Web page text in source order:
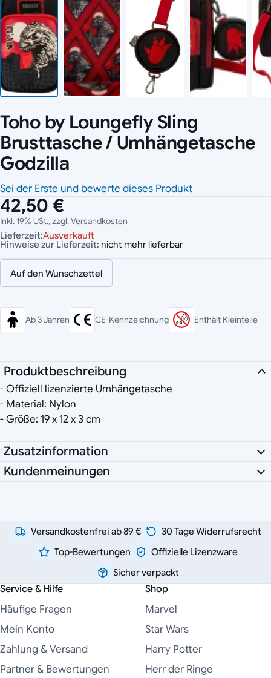
Toho by Loungefly Sling
Brusttasche / Umhängetasche
Godzilla
Sei der Erste und bewerte dieses Produkt
42,50 €
Inkl. 19% USt., zzgl.Versandkosten
Lieferzeit:Ausverkauft
Hinweise zur Lieferzeit: nicht mehr lieferbar
Auf den Wunschzettel
Ab 3 Jahren CE-Kennzeichnung Enthält Kleinteile
Produktbeschreibung
- Offiziell lizenzierte Umhängetasche
- Material: Nylon
- Größe: 19 x 12 x 3 cm
Zusatzinformation
Kundenmeinungen
Versandkostenfrei ab 89 €
30 Tage Widerrufsrecht
Top-Bewertungen
Offizielle Lizenzware
Sicher verpackt
Service & Hilfe
Häufige Fragen
Mein Konto
Zahlung & Versand
Partner & Bewertungen
Shop
Marvel
Star Wars
Harry Potter
Herr der Ringe